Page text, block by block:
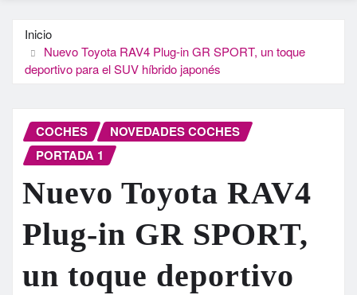
Inicio
Nuevo Toyota RAV4 Plug-in GR SPORT, un toque
deportivo para el SUV híbrido japonés
COCHES
NOVEDADES COCHES
PORTADA 1
Nuevo Toyota RAV4
Plug-in GR SPORT,
un toque deportivo